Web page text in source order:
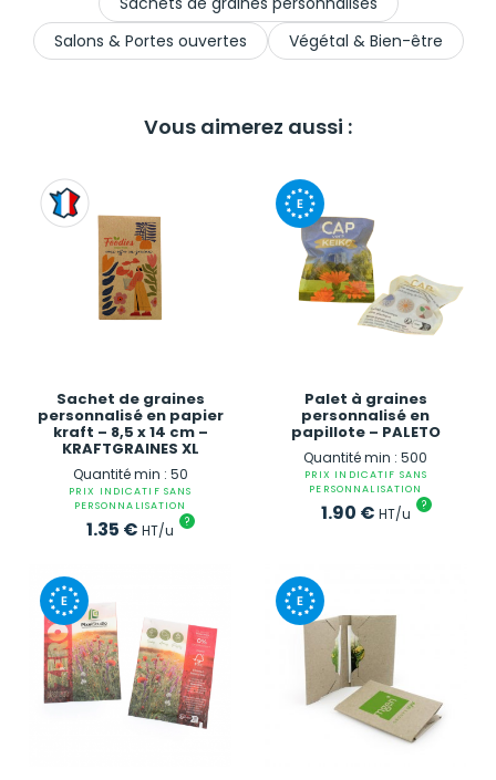
Salons & Portes ouvertes
Végétal & Bien-être
Vous aimerez aussi :
Sachet de graines
personnalisé en papier
kraft – 8,5 x 14 cm –
KRAFTGRAINES XL
Quantité min : 50
PRIX INDICATIF SANS
PERSONNALISATION
1.35 € HT/u ?
Palet à graines
personnalisé en
papillote – PALETO
Quantité min : 500
PRIX INDICATIF SANS
PERSONNALISATION
1.90 € HT/u ?